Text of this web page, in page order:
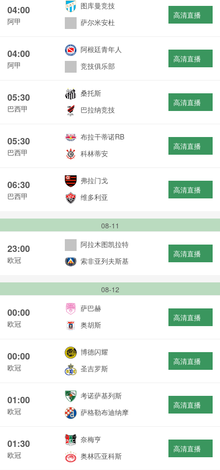
04:00
阿甲
图库曼竞技
萨尔米安杜
高清直播
04:00
阿甲
阿根廷青年人
竞技俱乐部
高清直播
05:30
巴西甲
桑托斯
巴拉纳竞技
高清直播
05:30
巴西甲
布拉干蒂诺RB
科林蒂安
高清直播
06:30
巴西甲
弗拉门戈
维多利亚
高清直播
08-11
23:00
欧冠
阿拉木图凯拉特
索非亚列夫斯基
高清直播
08-12
00:00
欧冠
萨巴赫
奥胡斯
高清直播
00:00
欧冠
博德闪耀
圣吉罗斯
高清直播
01:00
欧冠
考诺萨基列斯
萨格勒布迪纳摩
高清直播
01:30
欧冠
奈梅亨
奥林匹亚科斯
高清直播